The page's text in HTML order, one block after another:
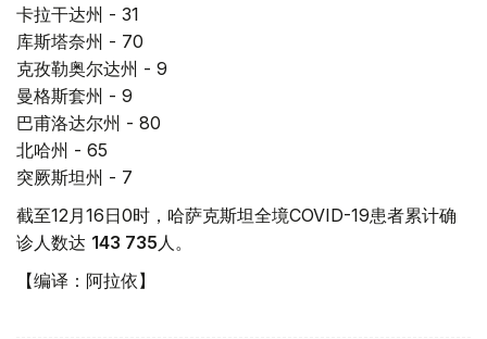
卡拉干达州 - 31
库斯塔奈州 - 70
克孜勒奥尔达州 - 9
曼格斯套州 - 9
巴甫洛达尔州 - 80
北哈州 - 65
突厥斯坦州 - 7
截至12月16日0时，哈萨克斯坦全境COVID-19患者累计确
诊人数达 143 735 人。
【编译：阿拉依】